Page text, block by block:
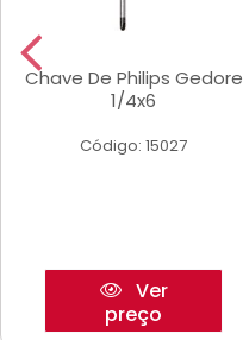
Chave De Philips Gedore
1/4x6
Código: 15027
Ver
preço